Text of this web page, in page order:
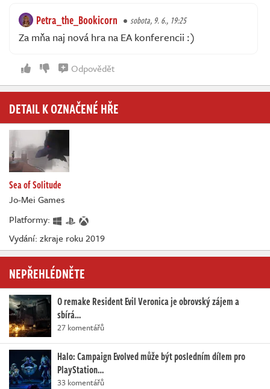
Petra_the_Bookicorn sobota, 9. 6., 19:25
Za mňa naj nová hra na EA konferencii :)
Odpovědět
DETAIL K OZNAČENÉ HŘE
Sea of Solitude
Jo-Mei Games
Platformy:
Vydání: zkraje roku 2019
NEPŘEHLÉDNĚTE
O remake Resident Evil Veronica je obrovský zájem a
sbírá…
27 komentářů
Halo: Campaign Evolved může být posledním dílem pro
PlayStation…
33 komentářů